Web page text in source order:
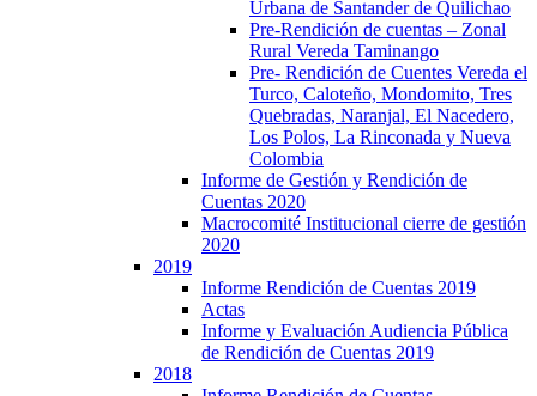
Urbana de Santander de Quilichao
Pre-Rendición de cuentas – Zonal
Rural Vereda Taminango
Pre- Rendición de Cuentes Vereda el
Turco, Caloteño, Mondomito, Tres
Quebradas, Naranjal, El Nacedero,
Los Polos, La Rinconada y Nueva
Colombia
Informe de Gestión y Rendición de
Cuentas 2020
Macrocomité Institucional cierre de gestión
2020
2019
Informe Rendición de Cuentas 2019
Actas
Informe y Evaluación Audiencia Pública
de Rendición de Cuentas 2019
2018